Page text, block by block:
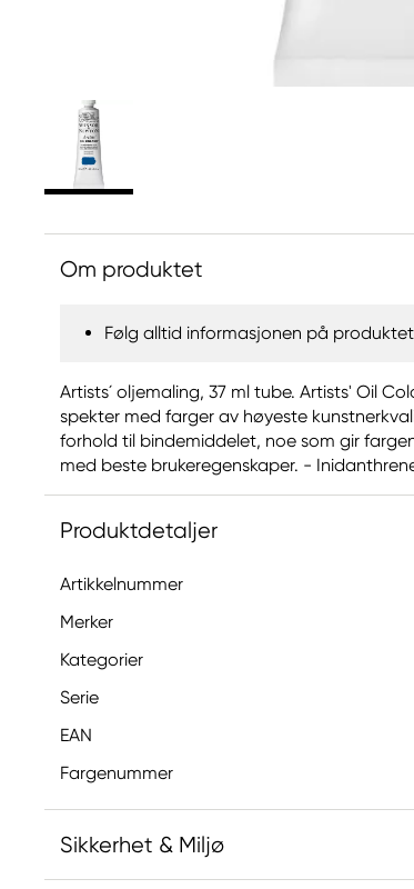
Om produktet
Følg alltid informasjonen på
Artists´ oljemaling, 37 ml tube. Artists' Oil
spekter med farger av høyeste
forhold til bindemiddelet, noe som gir
med beste brukeregenskaper. -
Produktdetaljer
Artikkelnummer
Merker
Kategorier
Serie
EAN
Fargenummer
Sikkerhet & Miljø